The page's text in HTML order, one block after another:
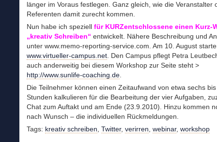
länger im Voraus festlegen. Ganz gleich, wie die Veranstalter
Referenten damit zurecht kommen.
Nun habe ich speziell für KURZentschlossene einen Kurz-
„kreativ Schreiben“ entwickelt. Nähere Beschreibung und
unter www.memo-reporting-service.com. Am 10. August
www.virtueller-campus.net. Den Campus pflegt Petra
auch anderweitig bei diesem Workshop zur Seite steht >
http://www.sunlife-coaching.de.
Die Teilnehmer können einen Zeitaufwand von etwa sechs
Stunden kalkulieren für die Bearbeitung der vier Aufgaben,
Chat zum Auftakt und am Ende (23.9.2010). Hinzu kommen
nach Wunsch – die individuellen Rückmeldungen.
Tags: kreativ schreiben, Twitter, verirren, webinar, workshop